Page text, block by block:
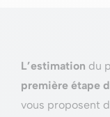
L’estimation du
première étape
vous proposent